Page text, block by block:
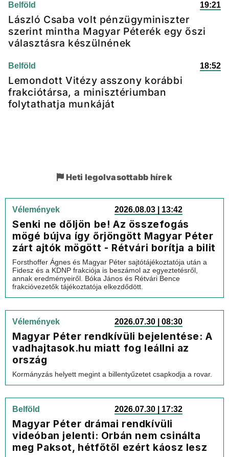
Belföld 19:21
László Csaba volt pénzügyminiszter
szerint mintha Magyar Péterék egy őszi
választásra készülnének
Belföld 18:52
Lemondott Vitézy asszony korábbi
frakciótársa, a minisztériumban
folytathatja munkáját
Heti legolvasottabb hírek
Vélemények 2026.08.03 | 13:42
Senki ne dőljön be! Az összefogás
mögé bújva így őrjöngött Magyar Péter
zárt ajtók mögött - Rétvári borítja a bilit
Forsthoffer Ágnes és Magyar Péter sajtótájékoztatója után a
Fidesz és a KDNP frakciója is beszámol az egyeztetésről,
annak eredményeiről. Bóka János és Rétvári Bence
frakcióvezetők tájékoztatója elkezdődött.
Vélemények 2026.07.30 | 08:30
Magyar Péter rendkívüli bejelentése: A
vadhajtasok.hu miatt fog leállni az
ország
Kormányzás helyett megint a billentyűzetet csapkodja a rovar.
Belföld 2026.07.30 | 17:32
Magyar Péter drámai rendkívüli
videóban jelenti: Orbán nem csinálta
meg Paksot, hétfőtől ezért káosz lesz